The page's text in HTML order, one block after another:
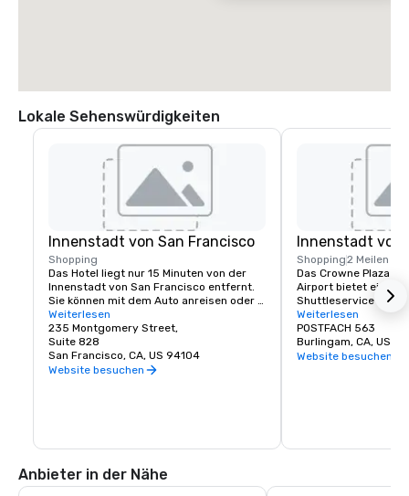
Lokale Sehenswürdigkeiten
Innenstadt von San Francisco
Shopping
Das Hotel liegt nur 15 Minuten von der
Innenstadt von San Francisco entfernt.
Sie können mit dem Auto anreisen oder
unseren Shuttle zum BART (Bay Area
Rapid Transit) nehmen, um das schönste
weltberühmte Reiseziel zu erreichen.
Weiterlesen
235 Montgomery Street,
Suite 828
San Francisco, CA, US 94104
Website besuchen
Innenstadt von
Shopping2 Meilen
Das Crowne Plaza
Airport bietet einen
Shuttleservice zum/
von Burlingame. Mit
und
Weiterlesen
POSTFACH 563
Burlingam, CA, US
Website besuchen
Anbieter in der Nähe